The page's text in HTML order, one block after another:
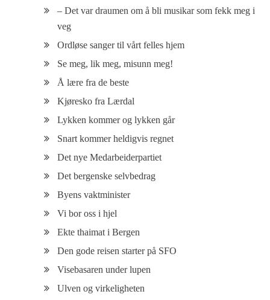
– Det var draumen om å bli musikar som fekk meg i
veg
Ordløse sanger til vårt felles hjem
Se meg, lik meg, misunn meg!
Å lære fra de beste
Kjøresko fra Lærdal
Lykken kommer og lykken går
Snart kommer heldigvis regnet
Det nye Medarbeiderpartiet
Det bergenske selvbedrag
Byens vaktminister
Vi bor oss i hjel
Ekte thaimat i Bergen
Den gode reisen starter på SFO
Visebasaren under lupen
Ulven og virkeligheten